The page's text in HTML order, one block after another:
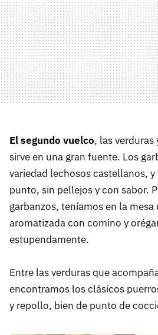
El segundo vuelco, las verduras
sirve en una gran fuente. Los
variedad lechosos castellanos,
punto, sin pellejos y con sabor.
garbanzos, teníamos en la
aromatizada con comino y
estupendamente.
Entre las verduras que
encontramos los clásicos
y repollo, bien de punto de